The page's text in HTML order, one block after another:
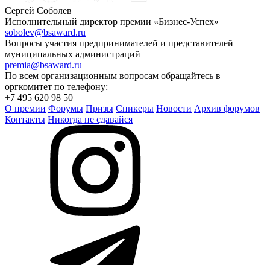
Сергей Соболев
Исполнительный директор премии «Бизнес-Успех»
sobolev@bsaward.ru
Вопросы участия предпринимателей и представителей
муниципальных администраций
premia@bsaward.ru
По всем организационным вопросам обращайтесь в
оргкомитет по телефону:
+7 495 620 98 50
О премии Форумы Призы Спикеры Новости Архив форумов
Контакты Никогда не сдавайся